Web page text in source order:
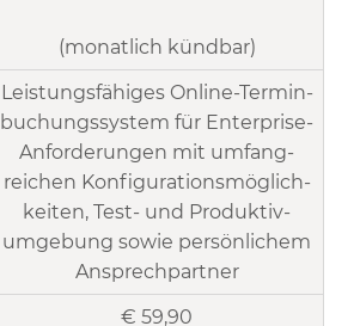
(monatlich kündbar)
Leistungs­fähiges Online-Termin­
buchungs­system für Enterprise-
An­forder­ungen mit umfang­
reichen Konfigurations­möglich­
keiten, Test- und Produktiv­
umgebung sowie persön­lichem
Ansprech­partner
€ 59,90